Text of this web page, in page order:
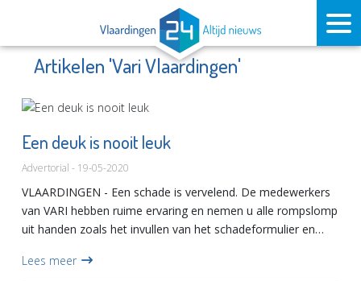
Artikelen 'Vari Vlaardingen'
Een deuk is nooit leuk
Advertorial - 19-05-2020
VLAARDINGEN - Een schade is vervelend. De medewerkers
van VARI hebben ruime ervaring en nemen u alle rompslomp
uit handen zoals het invullen van het schadeformulier en
Lees meer